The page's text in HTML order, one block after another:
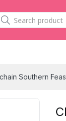
Southern